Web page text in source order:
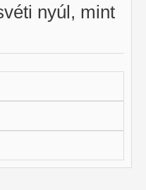
nyúl, mint